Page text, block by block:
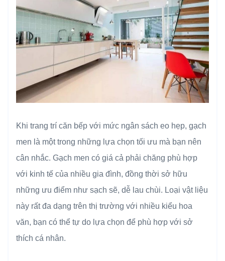
Khi trang trí căn bếp với mức ngân sách eo hẹp, gạch
men là một trong những lựa chọn tối ưu mà bạn nên
cân nhắc. Gạch men có giá cả phải chăng phù hợp
với kinh tế của nhiều gia đình, đồng thời sở hữu
những ưu điểm như sạch sẽ, dễ lau chùi. Loại vật liệu
này rất đa dạng trên thị trường với nhiều kiểu hoa
văn, bạn có thể tự do lựa chọn để phù hợp với sở
thích cá nhân.